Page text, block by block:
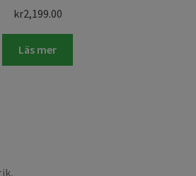
kr2,199.00
Läs mer